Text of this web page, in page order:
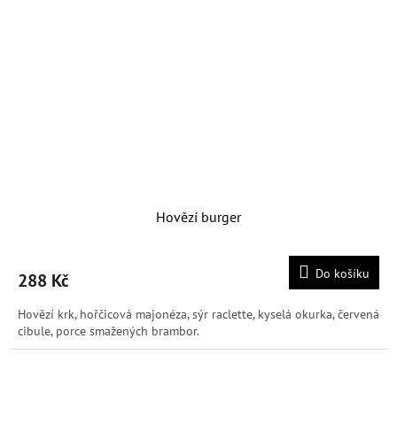
Hovězí burger
288 Kč Do košíku
Hovězí krk, hořčicová majonéza, sýr raclette, kyselá okurka, červená
cibule, porce smažených brambor.